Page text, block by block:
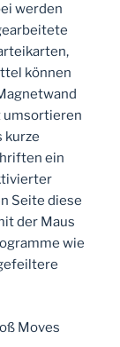
werden
können
umsortieren
kurze
ein
Seite diese
der Maus
wie
Moves